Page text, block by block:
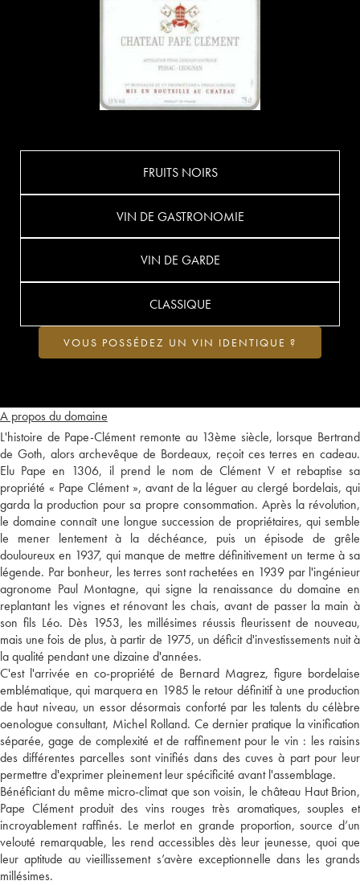
A propos du domaine
L'histoire de Pape-Clément remonte au 13ème siècle, lorsque Bertrand
de Goth, alors archevêque de Bordeaux, reçoit ces terres en cadeau.
Elu Pape en 1306, il prend le nom de Clément V et rebaptise sa
propriété « Pape Clément », avant de la léguer au clergé bordelais, qui
garda la production pour sa propre consommation. Après la révolution,
le domaine connaît une longue succession de propriétaires, qui semble
le mener lentement à la déchéance, puis un épisode de grêle
douloureux en 1937, qui manque de mettre définitivement un terme à sa
légende. Par bonheur, les terres sont rachetées en 1939 par l'ingénieur
agronome Paul Montagne, qui signe la renaissance du domaine en
replantant les vignes et rénovant les chais, avant de passer la main à
son fils Léo. Dès 1953, les millésimes réussis fleurissent de nouveau,
mais une fois de plus, à partir de 1975, un déficit d'investissements nuit à
la qualité pendant une dizaine d'années.
C'est l'arrivée en co-propriété de Bernard Magrez, figure bordelaise
emblématique, qui marquera en 1985 le retour définitif à une production
de haut niveau, un essor désormais conforté par les talents du célèbre
oenologue consultant, Michel Rolland. Ce dernier pratique la vinification
séparée, gage de complexité et de raffinement pour le vin : les raisins
des différentes parcelles sont vinifiés dans des cuves à part pour leur
permettre d'exprimer pleinement leur spécificité avant l'assemblage.
Bénéficiant du même micro-climat que son voisin, le château Haut Brion,
Pape Clément produit des vins rouges très aromatiques, souples et
incroyablement raffinés. Le merlot en grande proportion, source d’un
velouté remarquable, les rend accessibles dès leur jeunesse, quoi que
leur aptitude au vieillissement s’avère exceptionnelle dans les grands
millésimes.
FRUITS NOIRS
VIN DE GASTRONOMIE
VIN DE GARDE
CLASSIQUE
VOUS POSSÉDEZ UN VIN IDENTIQUE ?